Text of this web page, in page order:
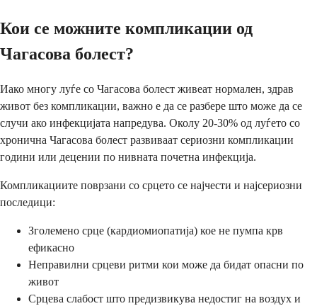
Кои се можните компликации од
Чагасова болест?
Иако многу луѓе со Чагасова болест живеат нормален, здрав
живот без компликации, важно е да се разбере што може да се
случи ако инфекцијата напредува. Околу 20-30% од луѓето со
хронична Чагасова болест развиваат сериозни компликации
години или децении по нивната почетна инфекција.
Компликациите поврзани со срцето се најчести и најсериозни
последици:
Зголемено срце (кардиомиопатија) кое не пумпа крв
ефикасно
Неправилни срцеви ритми кои може да бидат опасни по
живот
Срцева слабост што предизвикува недостиг на воздух и